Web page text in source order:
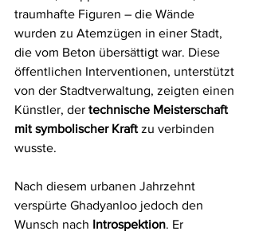
traumhafte Figuren – die Wände
wurden zu Atemzügen in einer Stadt,
die vom Beton übersättigt war. Diese
öffentlichen Interventionen, unterstützt
von der Stadtverwaltung, zeigten einen
Künstler, der technische Meisterschaft
mit symbolischer Kraft zu verbinden
wusste.
Nach diesem urbanen Jahrzehnt
verspürte Ghadyanloo jedoch den
Wunsch nach Introspektion. Er